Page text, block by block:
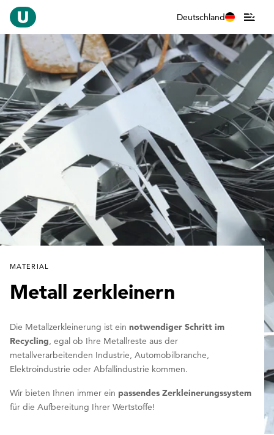
Deutschland
MATERIAL
Metall zerkleinern
Die Metallzerkleinerung ist ein notwendiger Schritt im
Recycling , egal ob Ihre Metallreste aus der
metallverarbeitenden Industrie, Automobilbranche,
Elektroindustrie oder Abfallindustrie kommen.
Wir bieten Ihnen immer ein passendes Zerkleinerungssystem
für die Aufbereitung Ihrer Wertstoffe!